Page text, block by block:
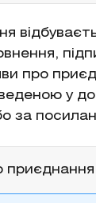
про
у
за
приєднання